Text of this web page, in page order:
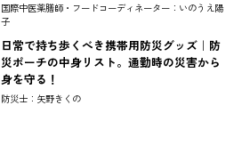
国際中医薬膳師・フードコーディネーター：いのうえ陽
子
日常で持ち歩くべき携帯用防災グッズ｜防
災ポーチの中身リスト。通勤時の災害から
身を守る！
防災士：矢野きくの